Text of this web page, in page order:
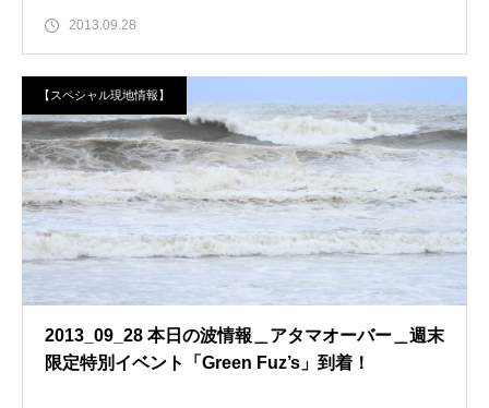
2013.09.28
【スペシャル現地情報】
2013_09_28 本日の波情報＿アタマオーバー＿週末
限定特別イベント「Green Fuz’s」到着！